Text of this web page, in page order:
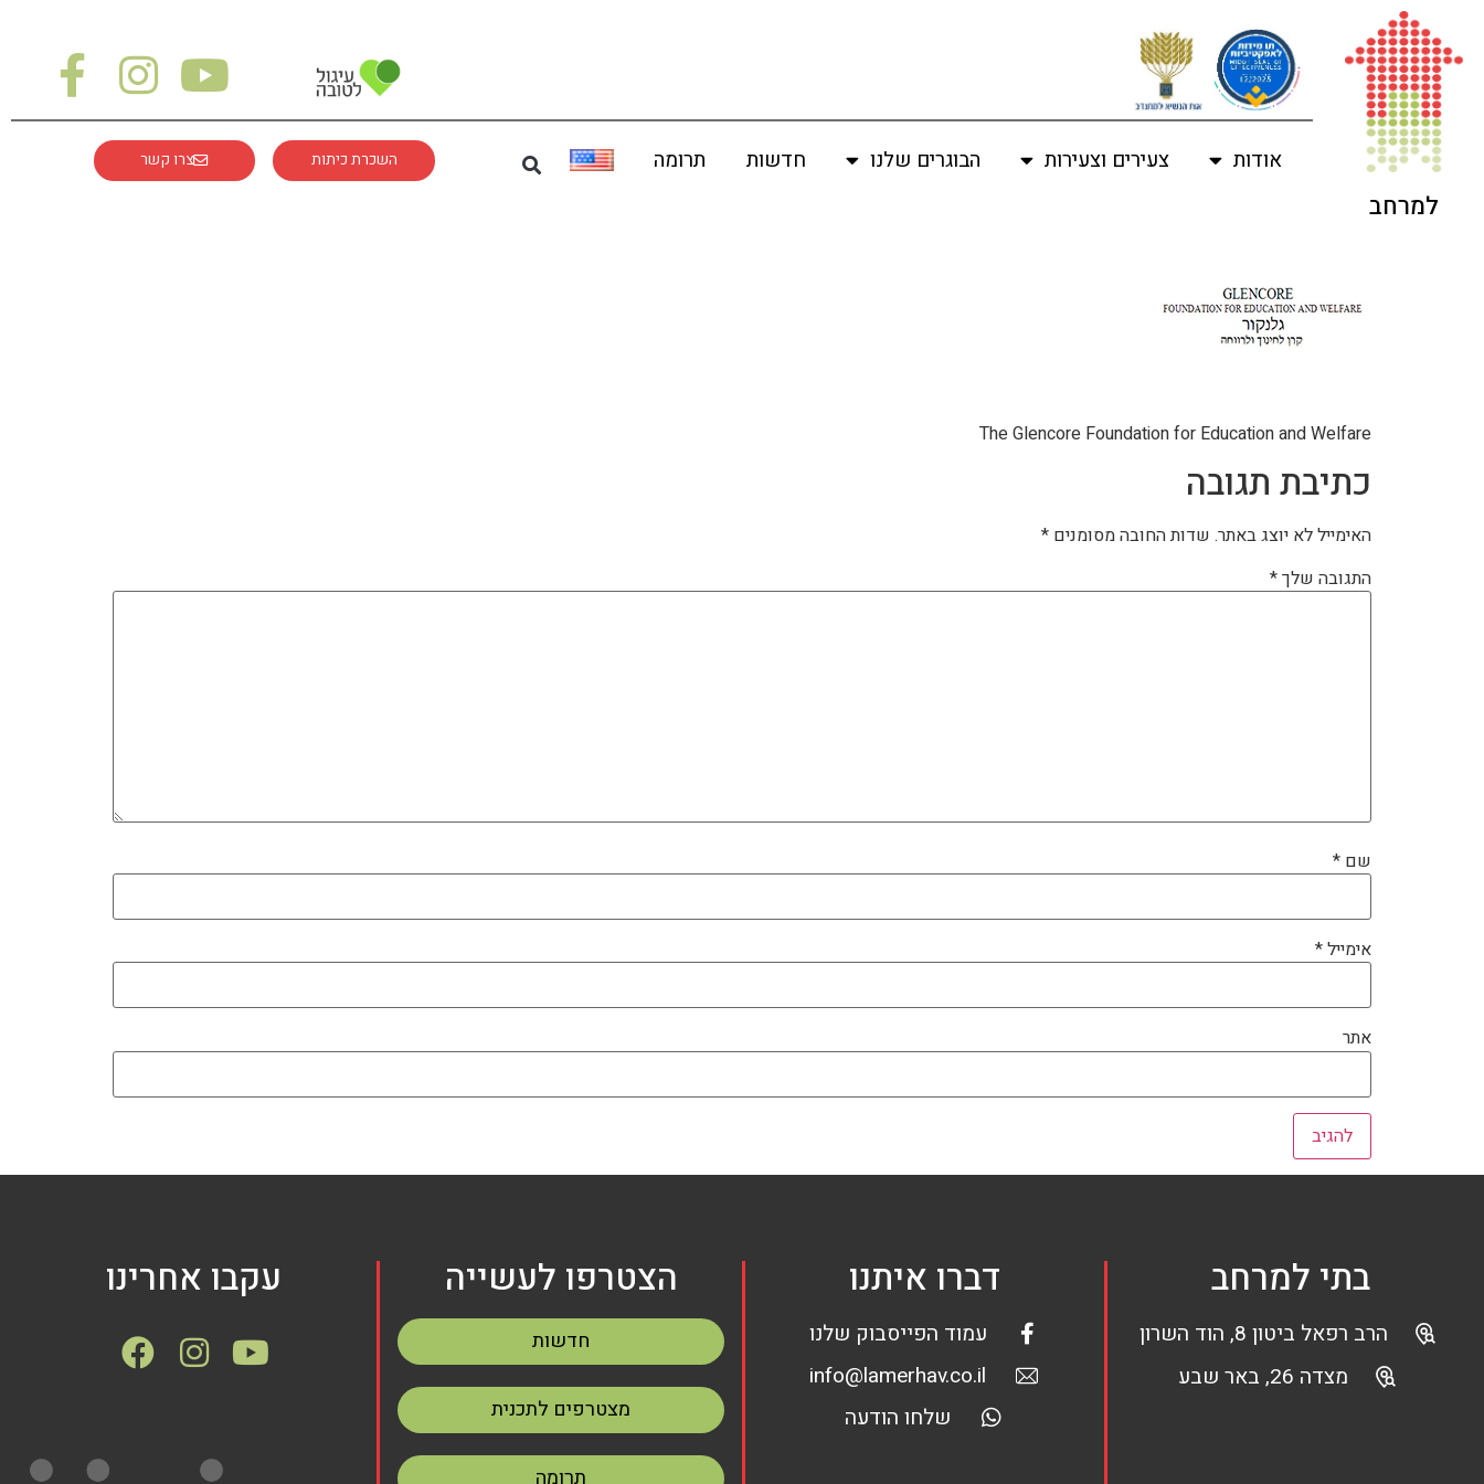
למרחב
אודות צעירים וצעירות הבוגרים שלנו חדשות תרומה השכרת כיתות צרו קשר
The Glencore Foundation for Education and Welfare
כתיבת תגובה
האימייל לא יוצג באתר. שדות החובה מסומנים *
התגובה שלך*
שם *
אימייל*
אתר
בתי למרחב
הרב רפאל ביטון 8, הוד השרון
מצדה 26, באר שבע
דברו איתנו
עמוד הפייסבוק שלנו
info@lamerhav.co.il
שלחו הודעה
הצטרפו לעשייה
חדשות
מצטרפים לתכנית
תרומה
עקבו אחרינו